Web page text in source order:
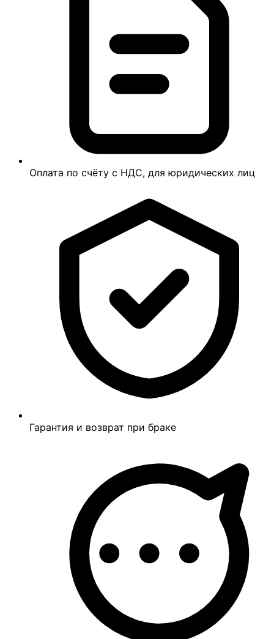
Оплата по счёту с НДС, для юридических лиц
Гарантия и возврат при браке